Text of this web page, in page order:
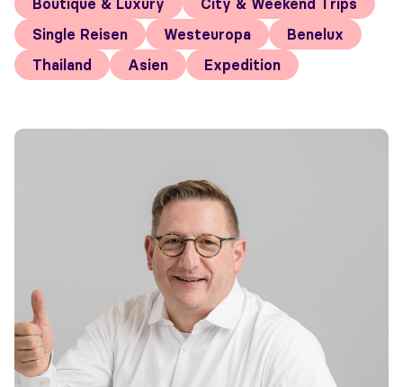
Boutique & Luxury
City & Weekend Trips
Single Reisen
Westeuropa
Benelux
Thailand
Asien Expedition